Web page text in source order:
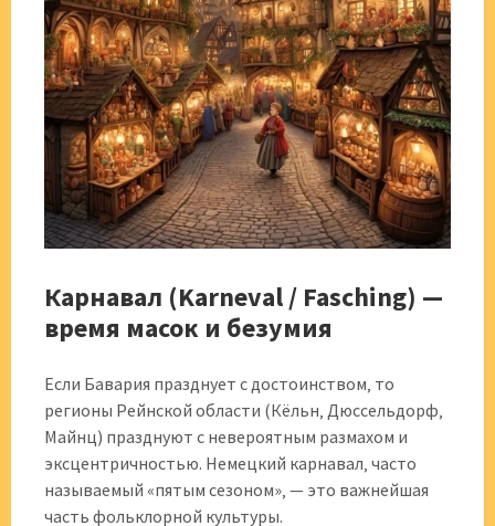
Карнавал (Karneval / Fasching) —
время масок и безумия
Если Бавария празднует с достоинством‚ то
регионы Рейнской области (Кёльн‚ Дюссельдорф‚
Майнц) празднуют с невероятным размахом и
эксцентричностью. Немецкий карнавал‚ часто
называемый «пятым сезоном»‚ — это важнейшая
часть фольклорной культуры.